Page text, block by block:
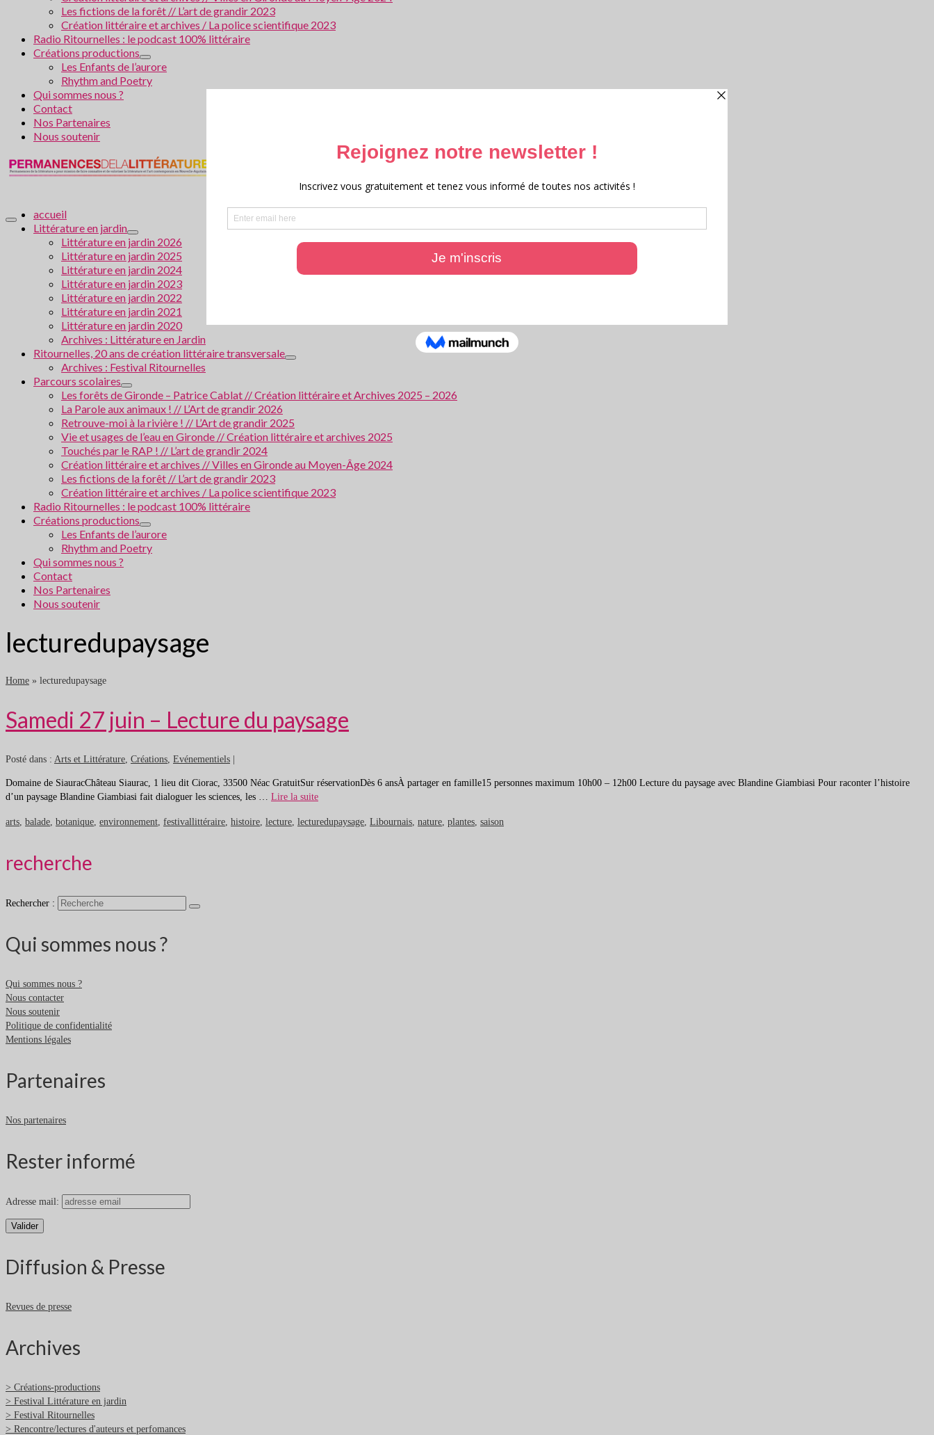
Les fictions de la forêt // L’art de grandir 2023
Création littéraire et archives / La police scientifique 2023
Radio Ritournelles : le podcast 100% littéraire
Créations productions
Les Enfants de l’aurore
Rhythm and Poetry
Qui sommes nous ?
Contact
Nos Partenaires
Nous soutenir
accueil
Littérature en jardin
Littérature en jardin 2026
Littérature en jardin 2025
Littérature en jardin 2024
Littérature en jardin 2023
Littérature en jardin 2022
Littérature en jardin 2021
Littérature en jardin 2020
Archives : Littérature en Jardin
Ritournelles, 20 ans de création littéraire transversale
Archives : Festival Ritournelles
Parcours scolaires
Les forêts de Gironde – Patrice Cablat // Création littéraire et Archives 2025 – 2026
La Parole aux animaux ! // L’Art de grandir 2026
Retrouve-moi à la rivière ! // L’Art de grandir 2025
Vie et usages de l’eau en Gironde // Création littéraire et archives 2025
Touchés par le RAP ! // L’art de grandir 2024
Création littéraire et archives // Villes en Gironde au Moyen-Âge 2024
Les fictions de la forêt // L’art de grandir 2023
Création littéraire et archives / La police scientifique 2023
Radio Ritournelles : le podcast 100% littéraire
Créations productions
Les Enfants de l’aurore
Rhythm and Poetry
Qui sommes nous ?
Contact
Nos Partenaires
Nous soutenir
lecturedupaysage
Home » lecturedupaysage
Samedi 27 juin – Lecture du paysage
Posté dans : Arts et Littérature, Créations, Evénementiels
Domaine de SiauracChâteau Siaurac, 1 lieu dit Ciorac, 33500 Néac GratuitSur réservationDès 6 ansÀ partager en famille15 personnes maximum 10h00 – 12h00 Lecture du paysage avec Blandine Giambiasi Pour raconter l’histoire
d’un paysage Blandine Giambiasi fait dialoguer les sciences, les … Lire la suite
arts, balade, botanique, environnement, festivallittéraire, histoire, lecture, lecturedupaysage, Libournais, nature, plantes, saison
recherche
Rechercher :
Qui sommes nous ?
Qui sommes nous ?
Nous contacter
Nous soutenir
Politique de confidentialité
Mentions légales
Partenaires
Nos partenaires
Rester informé
Adresse mail:
Diffusion & Presse
Revues de presse
Archives
> Créations-productions
> Festival Littérature en jardin
> Festival Ritournelles
> Rencontre/lectures d'auteurs et perfomances